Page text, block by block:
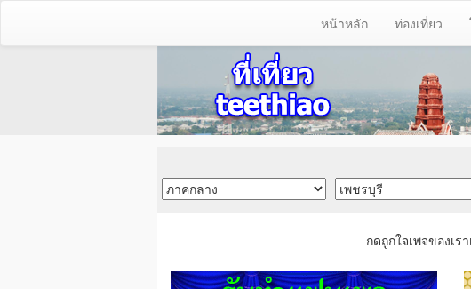
หน้าหลัก ท่องเที่ยว
กดถูกใจเพจของเ